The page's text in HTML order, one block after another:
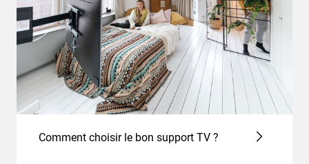
Comment choisir le bon support TV ?